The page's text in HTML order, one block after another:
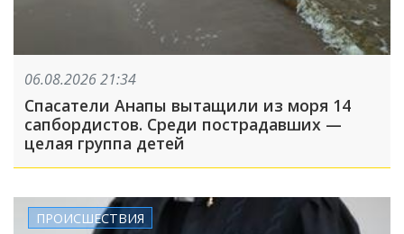
06.08.2026 21:34
Спасатели Анапы вытащили из моря 14
сапбордистов. Среди пострадавших —
целая группа детей
ПРОИСШЕСТВИЯ